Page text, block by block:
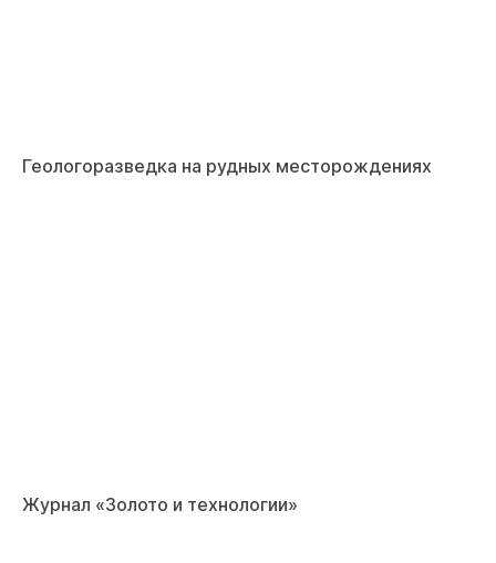
Геологоразведка на рудных месторождениях
Журнал «Золото и технологии»